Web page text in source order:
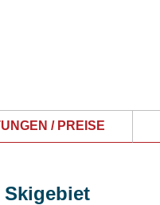
/ PREISE
Skigebiet